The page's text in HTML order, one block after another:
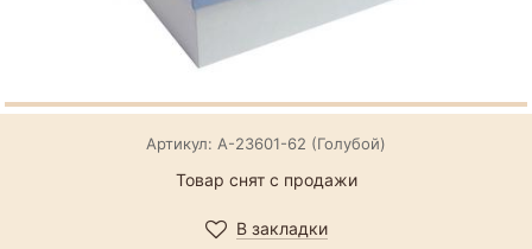
Артикул: А-23601-62 (Голубой)
Товар снят с продажи
В закладки